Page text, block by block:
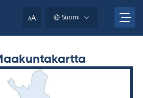
AA Suomi